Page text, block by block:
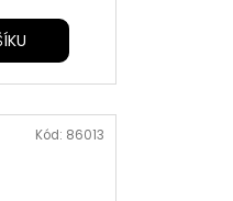
Kód: 86013